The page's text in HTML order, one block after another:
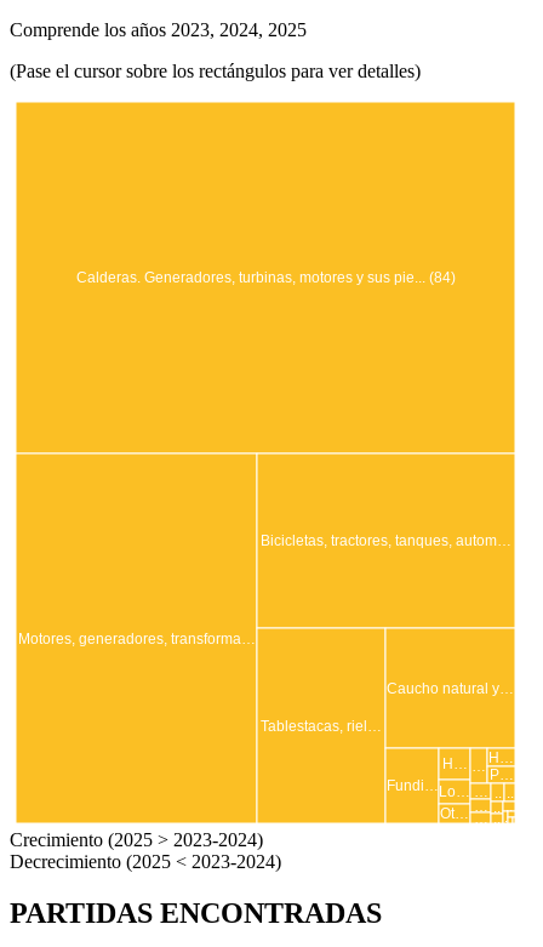
Comprende los años 2023, 2024, 2025
(Pase el cursor sobre los rectángulos para ver detalles)
Calderas. Generadores, turbinas, motores y sus pie... (84)
Motores, generadores, transforma…
Bicicletas, tractores, tanques, autom…
Tablestacas, riel…
Caucho natural y…
Fundi…
H…
Lo…
Ot…
H…
P…
…
…
..
..
..
...
.
Crecimiento (2025 > 2023-2024)
Decrecimiento (2025 < 2023-2024)
PARTIDAS ENCONTRADAS